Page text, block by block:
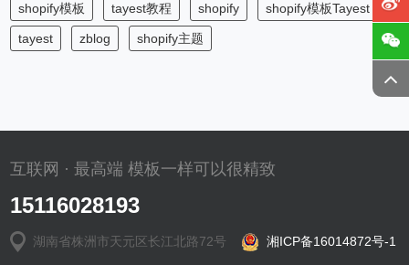
shopify模板 tayest教程 shopify shopify模板Tayest
tayest zblog shopify主题
互联网 · 最高端 模板一样可以很精致
15116028193
湖南省株洲市天元区长江北路72号 湘ICP备16014872号-1